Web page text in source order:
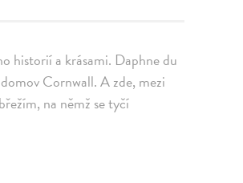
historií a krásami. Daphne du
Cornwall. A zde, mezi
na němž se tyčí